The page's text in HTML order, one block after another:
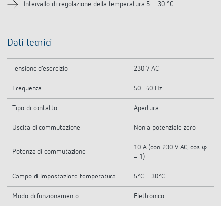
Intervallo di regolazione della temperatura 5 ... 30 °C
Dati tecnici
Tensione d’esercizio 230 V AC
Frequenza 50 - 60 Hz
Tipo di contatto Apertura
Uscita di commutazione Non a potenziale zero
Potenza di commutazione
10 A (con 230 V AC, cos φ
= 1)
Campo di impostazione temperatura 5°C ... 30°C
Modo di funzionamento Elettronico